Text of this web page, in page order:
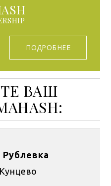
ПОДРОБНЕЕ
ВАШ
Рублевка